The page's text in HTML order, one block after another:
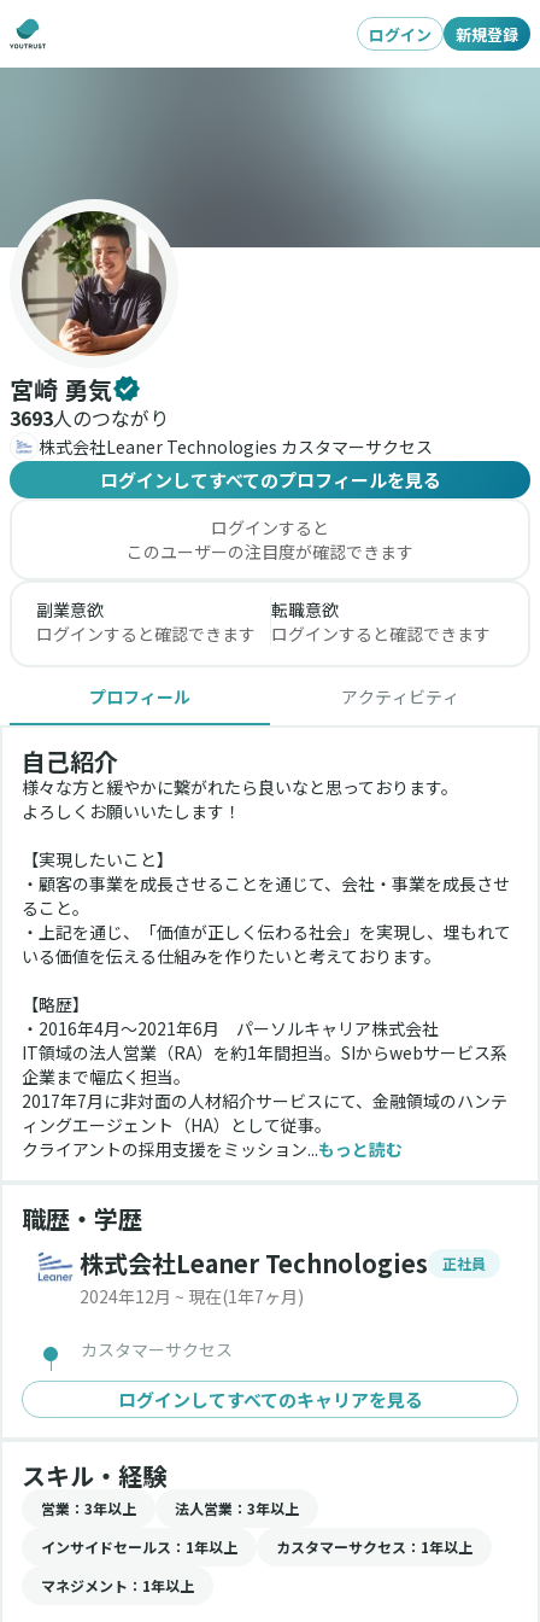
ログイン 新規登録
宮崎 勇気
3693人のつながり
株式会社Leaner Technologies カスタマーサクセス
ログインしてすべてのプロフィールを見る
ログインすると
このユーザーの注目度が確認できます
副業意欲
ログインすると確認できます
転職意欲
ログインすると確認できます
プロフィール アクティビティ
自己紹介
様々な方と緩やかに繋がれたら良いなと思っております。
よろしくお願いいたします！
【実現したいこと】
・顧客の事業を成長させることを通じて、会社・事業を成長させ
ること。
・上記を通じ、「価値が正しく伝わる社会」を実現し、埋もれて
いる価値を伝える仕組みを作りたいと考えております。
【略歴】
・2016年4月～2021年6月　パーソルキャリア株式会社
IT領域の法人営業（RA）を約1年間担当。SIからwebサービス系
企業まで幅広く担当。
2017年7月に非対面の人材紹介サービスにて、金融領域のハンテ
ィングエージェント（HA）として従事。
クライアントの採用支援をミッション...もっと読む
職歴・学歴
株式会社Leaner Technologies
正社員
2024年12月 ~ 現在(1年7ヶ月)
カスタマーサクセス
ログインしてすべてのキャリアを見る
スキル・経験
営業 ：3年以上 法人営業 ：3年以上
インサイドセールス ：1年以上 カスタマーサクセス ：1年以上
マネジメント ：1年以上